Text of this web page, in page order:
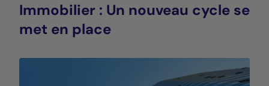
Immobilier : Un nouveau cycle se
met en place